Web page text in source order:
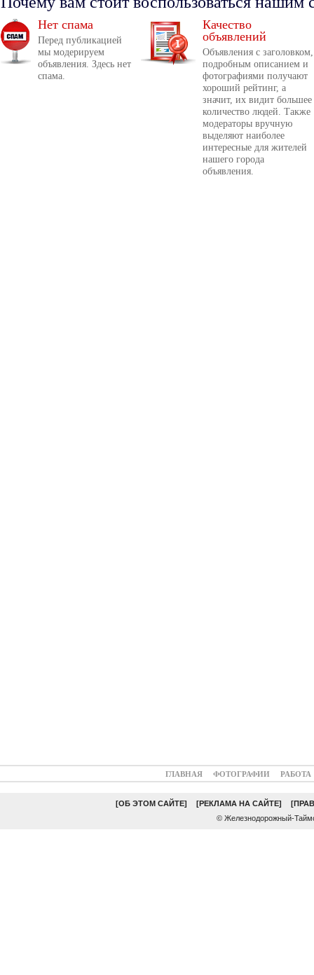
Нет спама
Перед публикацией
мы модерируем
объявления. Здесь нет
спама.
Качество
объявлений
Объявления с заголовком,
подробным описанием и
фотографиями получают
хороший рейтинг, а
значит, их видит большее
количество людей. Также
модераторы вручную
выделяют наиболее
интересные для жителей
нашего города
объявления.
ГЛАВНАЯ ФОТОГРАФИИ РАБОТА
[ОБ ЭТОМ САЙТЕ] [РЕКЛАМА НА САЙТЕ]
© Железнодорожный-